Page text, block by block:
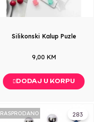
Silikonski Kalup Puzle
9,00 KM
DODAJ U KORPU
283
RASPRODANO